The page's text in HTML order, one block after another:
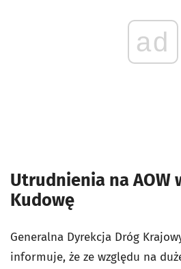
ad
Utrudnienia na AOW
Kudowę
Generalna Dyrekcja Dróg
informuje, że ze względu na